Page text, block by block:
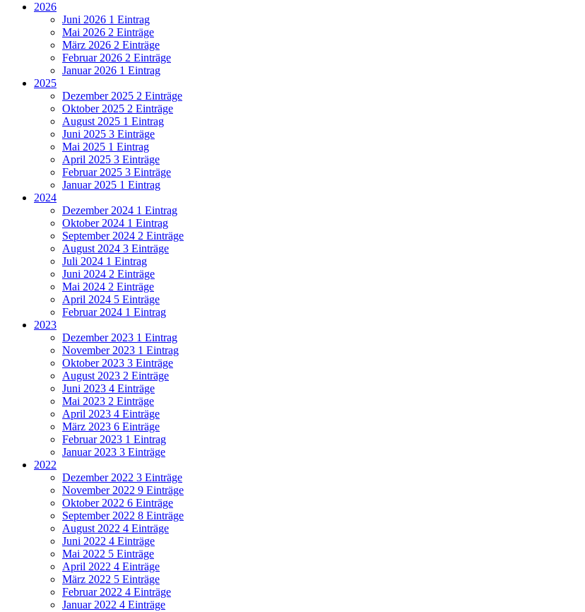
2026
Juni 2026 1 Eintrag
Mai 2026 2 Einträge
März 2026 2 Einträge
Februar 2026 2 Einträge
Januar 2026 1 Eintrag
2025
Dezember 2025 2 Einträge
Oktober 2025 2 Einträge
August 2025 1 Eintrag
Juni 2025 3 Einträge
Mai 2025 1 Eintrag
April 2025 3 Einträge
Februar 2025 3 Einträge
Januar 2025 1 Eintrag
2024
Dezember 2024 1 Eintrag
Oktober 2024 1 Eintrag
September 2024 2 Einträge
August 2024 3 Einträge
Juli 2024 1 Eintrag
Juni 2024 2 Einträge
Mai 2024 2 Einträge
April 2024 5 Einträge
Februar 2024 1 Eintrag
2023
Dezember 2023 1 Eintrag
November 2023 1 Eintrag
Oktober 2023 3 Einträge
August 2023 2 Einträge
Juni 2023 4 Einträge
Mai 2023 2 Einträge
April 2023 4 Einträge
März 2023 6 Einträge
Februar 2023 1 Eintrag
Januar 2023 3 Einträge
2022
Dezember 2022 3 Einträge
November 2022 9 Einträge
Oktober 2022 6 Einträge
September 2022 8 Einträge
August 2022 4 Einträge
Juni 2022 4 Einträge
Mai 2022 5 Einträge
April 2022 4 Einträge
März 2022 5 Einträge
Februar 2022 4 Einträge
Januar 2022 4 Einträge